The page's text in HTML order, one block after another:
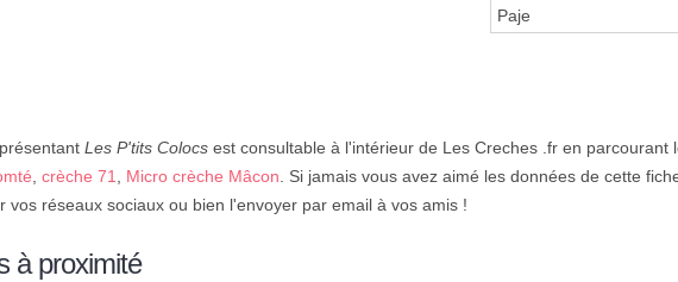
Paje
Les P'tits Colocs est consultable à l'intérieur de Les Creches .fr en parcourant
crèche 71 Micro crèche Mâcon . Si jamais vous avez aimé les données de cette
vos réseaux sociaux ou bien l'envoyer par email à vos amis !
à proximité